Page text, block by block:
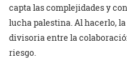
capta las complejidades y
lucha palestina. Al hacerlo,
divisoria entre la
riesgo.